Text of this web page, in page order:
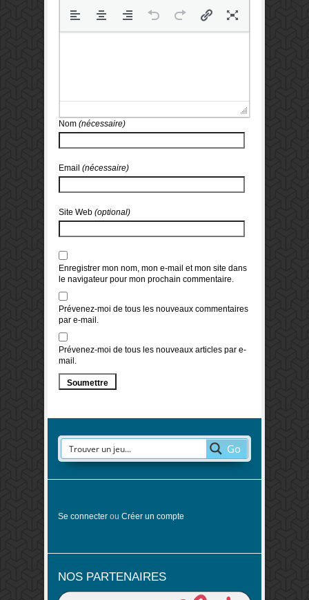
Nom (nécessaire)
Email (nécessaire)
Site Web (optional)
Enregistrer mon nom, mon e-mail et mon site dans
le navigateur pour mon prochain commentaire.
Prévenez-moi de tous les nouveaux commentaires
par e-mail.
Prévenez-moi de tous les nouveaux articles par e-
mail.
Go
Se connecter ou Créer un compte
NOS PARTENAIRES